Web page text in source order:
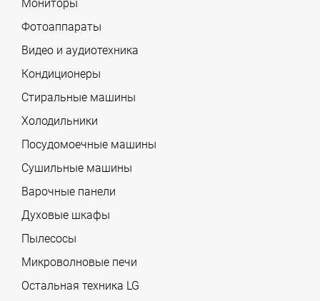
Мониторы
Фотоаппараты
Видео и аудиотехника
Кондиционеры
Стиральные машины
Холодильники
Посудомоечные машины
Сушильные машины
Варочные панели
Духовые шкафы
Пылесосы
Микроволновые печи
Остальная техника LG